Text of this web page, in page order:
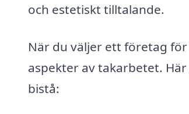
och estetiskt tilltalande.
När du väljer ett företag
aspekter av takarbetet.
bistå: